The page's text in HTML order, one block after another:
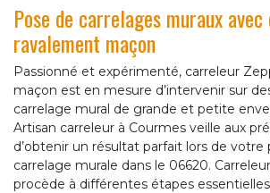
Pose de carrelages muraux
ravalement maçon
Passionné et expérimenté, carreleur
maçon est en mesure d’intervenir sur
carrelage mural de grande et petite
Artisan carreleur à Courmes veille aux
d’obtenir un résultat parfait lors de votre
carrelage murale dans le 06620.
procède à différentes étapes